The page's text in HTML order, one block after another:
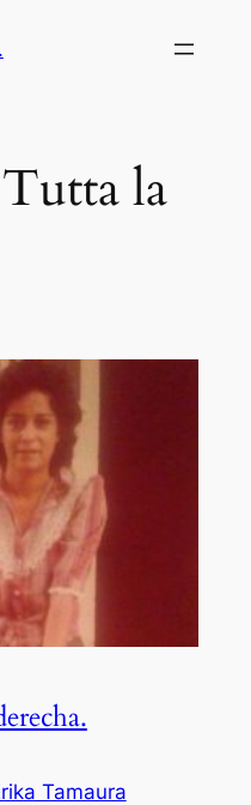
Tutta la
Tamaura